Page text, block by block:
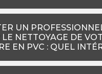
UN
LE NETTOYAGE DE
EN PVC : QUEL